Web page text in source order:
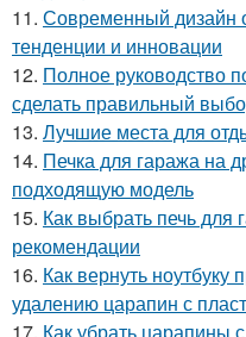
11. Современный дизайн
тенденции и инновации
12. Полное руководство
сделать правильный
13. Лучшие места для
14. Печка для гаража на
подходящую модель
15. Как выбрать печь для
рекомендации
16. Как вернуть ноутбуку
удалению царапин с